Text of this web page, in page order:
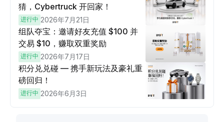
猜，Cybertruck 开回家！
进行中 2026年7月21日
组队夺宝：邀请好友充值 $100 并
交易 $10，赚取双重奖励
进行中 2026年7月17日
积分兑兑碰 — 携手新玩法及豪礼重
磅回归！
进行中 2026年6月3日